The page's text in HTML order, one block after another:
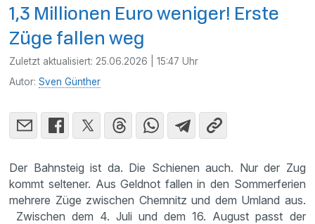
1,3 Millionen Euro weniger! Erste
Züge fallen weg
Zuletzt aktualisiert: 25.06.2026 | 15:47 Uhr
Autor:Sven Günther
Der Bahnsteig ist da. Die Schienen auch. Nur der Zug
kommt seltener. Aus Geldnot fallen in den Sommerferien
mehrere Züge zwischen Chemnitz und dem Umland aus.
Zwischen dem 4. Juli und dem 16. August passt der